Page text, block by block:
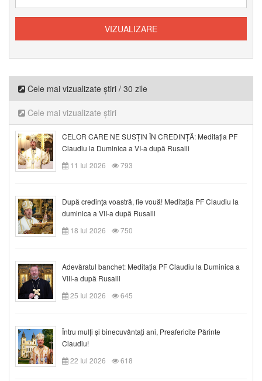
Cele mai vizualizate știri / 30 zile
Cele mai vizualizate știri
CELOR CARE NE SUSȚIN ÎN CREDINȚĂ: Meditația PF
Claudiu la Duminica a VI-a după Rusalii
11 Iul 2026
793
După credinţa voastră, fie vouă! Meditația PF Claudiu la
duminica a VII-a după Rusalii
18 Iul 2026
750
Adevăratul banchet: Meditația PF Claudiu la Duminica a
VIII-a după Rusalii
25 Iul 2026
645
Întru mulți și binecuvântați ani, Preafericite Părinte
Claudiu!
22 Iul 2026
618